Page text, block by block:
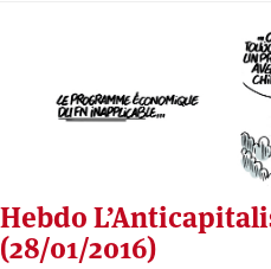
Hebdo
(28/01/2016)